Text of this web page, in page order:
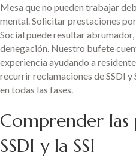
Mesa que no pueden trabajar
mental. Solicitar prestaciones
Social puede resultar
denegación. Nuestro bufete
experiencia ayudando a
recurrir reclamaciones de SSDI y
en todas las fases.
Comprender las
SSDI y la SSI